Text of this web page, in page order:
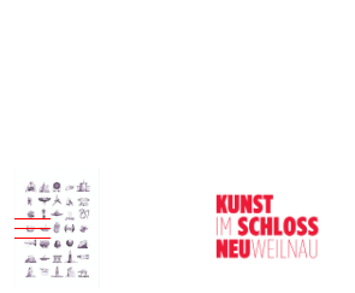
Mobile Menu Toggle